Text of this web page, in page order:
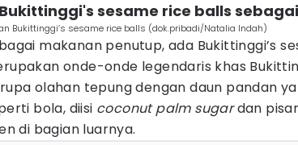
sesame rice balls
Bukittinggi’s sesame rice balls (dok.pribadi/Natalia Indah)
makanan penutup, ada Bukittinggi’s
onde-onde legendaris khas
olahan tepung dengan daun pandan
bola, diisi coconut palm sugardan
di bagian luarnya.